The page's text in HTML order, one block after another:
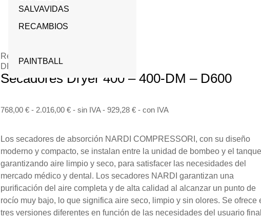
NARGUILE – HOOKAH
NITROGENO –
PAINTBALL
KITS DE PROTECCIÓN
SALVAVIDAS
RECAMBIOS
Referencia:
DRYER 400 - D600 - 400-DM
Secadores Dryer 400 – 400-DM – D600
768,00 € - 2.016,00 € - sin IVA - 929,28 € - con IVA
Los secadores de absorción NARDI COMPRESSORI, con su diseño
moderno y compacto, se instalan entre la unidad de bombeo y el
garantizando aire limpio y seco, para satisfacer las necesidades del
mercado médico y dental. Los secadores NARDI garantizan una
purificación del aire completa y de alta calidad al alcanzar un punto de
rocío muy bajo, lo que significa aire seco, limpio y sin olores. Se ofrece
tres versiones diferentes en función de las necesidades del usuario